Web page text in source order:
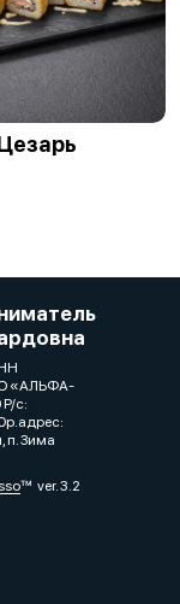
«АЛЬФА-
с:
п. Зима
ver. 3.2